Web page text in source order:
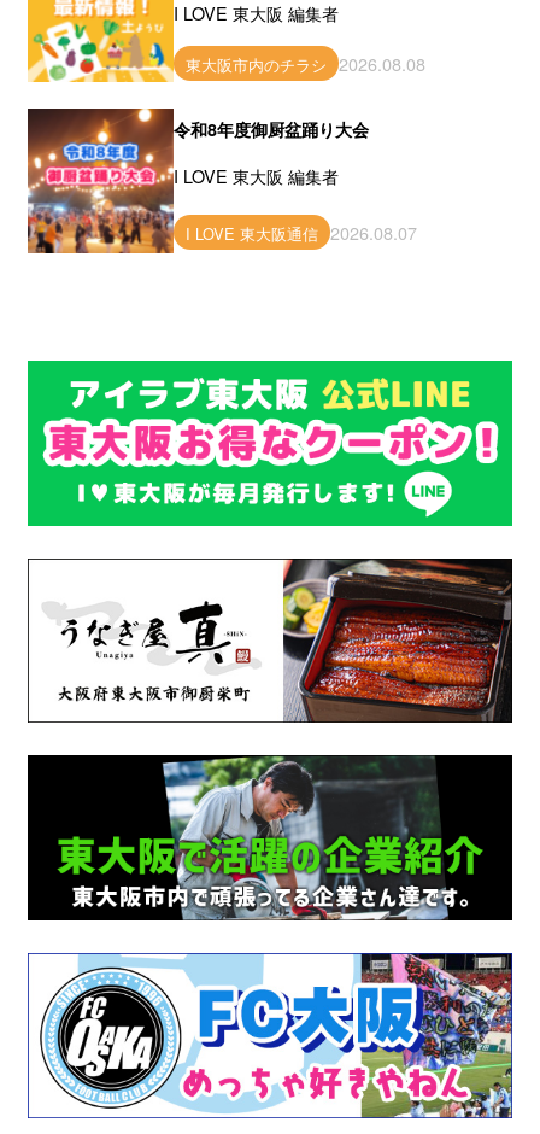
I LOVE 東大阪 編集者
東大阪市内のチラシ 2026.08.08
令和8年度御厨盆踊り大会
I LOVE 東大阪 編集者
I LOVE 東大阪通信 2026.08.07